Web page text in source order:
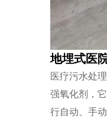
地埋式医
医疗污水处
强氧化剂，
行自动、手